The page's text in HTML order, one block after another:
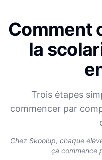
Comment
la
Trois étapes
commencer par
Chez Skoolup, chaque
ça commence